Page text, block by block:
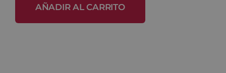
Monoblok-
AÑADIR AL CARRITO